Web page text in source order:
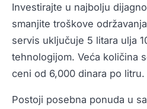
Investirajte u najbolju
smanjite troškove
servis uključuje 5 litara ulja
tehnologijom. Veća količina
ceni od 6,000 dinara po litru.
Postoji posebna ponuda u